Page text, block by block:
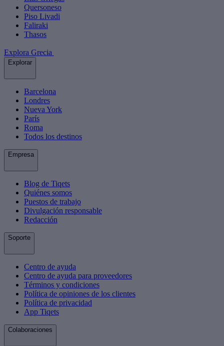
Quersoneso
Piso Livadi
Faliraki
Thasos
Explora Grecia
Explorar
Barcelona
Londres
Nueva York
París
Roma
Todos los destinos
Empresa
Blog de Tiqets
Quiénes somos
Puestos de trabajo
Divulgación responsable
Redacción
Soporte
Centro de ayuda
Centro de ayuda para proveedores
Términos y condiciones
Política de opiniones de los clientes
Política de privacidad
App Tiqets
Colaboraciones